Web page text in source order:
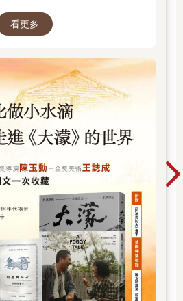
氣，但當時人在霧中卻不見霧，直到
的空氣，竟然有種泫然的感覺，是菸
不得咖啡，吃不下麵包等等西式口
家豆漿攤，單喝鹹豆漿，燒餅油條也
油，吃了可振提精神，再沿著仁愛路
新聞節目後告終，節目六點播出，我
早鳥族，清晨四點就得起床，四點半
不同風景了，一夜未眠與一覺初醒的
了那種費里尼式甜美生活的悠然，當
是跟小販順手買個飯，路上的一切似
工作的人，清潔工正在洗街，水聲嘩
盒送貨一路按著車鈴，深怕被行人撞
看更多